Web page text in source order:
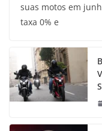
suas motos em
taxa 0% e